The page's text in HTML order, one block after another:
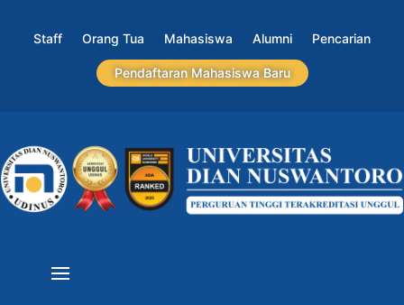
Staff Orang Tua Mahasiswa Alumni Pencarian
Pendaftaran Mahasiswa Baru